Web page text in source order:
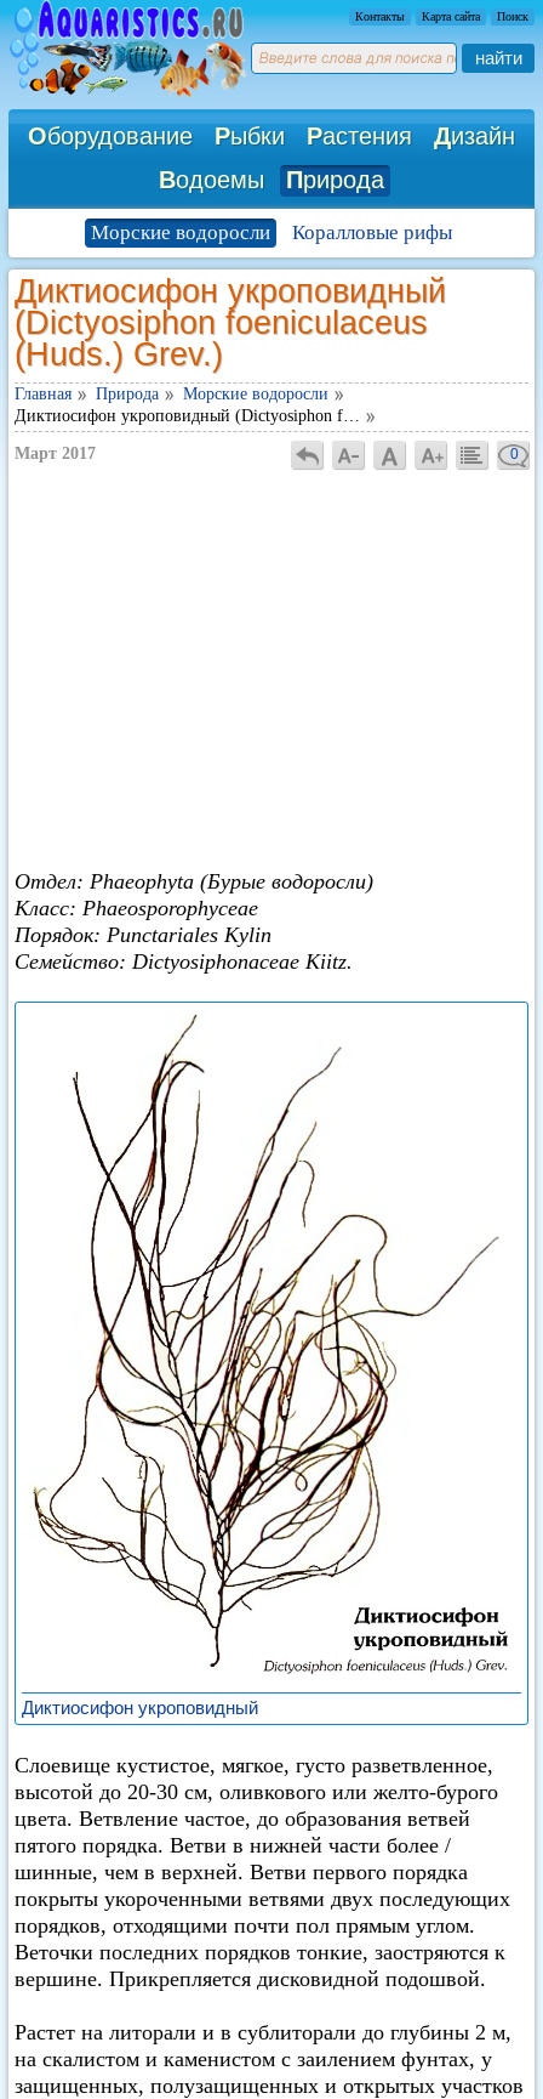
Контакты Карта сайта Поиск
найти
Оборудование Рыбки Растения Дизайн
Водоемы Природа
Морские водоросли Коралловые рифы
Диктиосифон укроповидный
(Dictyosiphon foeniculaceus
(Huds.) Grev.)
Главная Природа
Морские водоросли
Диктиосифон укроповидный (Dictyosiphon f…
Март 2017 0
Отдел: Phaeophyta (Бурые водоросли)
Класс: Phaeosporophyceae
Порядок: Punctariales Kylin
Семейство: Dictyosiphonaceae Kiitz.
Диктиосифон укроповидный
Слоевище кустистое, мягкое, густо разветвленное,
высотой до 20-30 см, оливкового или желто-бурого
цвета. Ветвление частое, до образования ветвей
пятого порядка. Ветви в нижней части более /
шинные, чем в верхней. Ветви первого порядка
покрыты укороченными ветвями двух последующих
порядков, отходящими почти пол прямым углом.
Веточки последних порядков тонкие, заостряются к
вершине. Прикрепляется дисковидной подошвой.
Растет на литорали и в сублиторали до глубины 2 м,
на скалистом и каменистом с заилением фунтах, у
защищенных, полузащищенных и открытых участков